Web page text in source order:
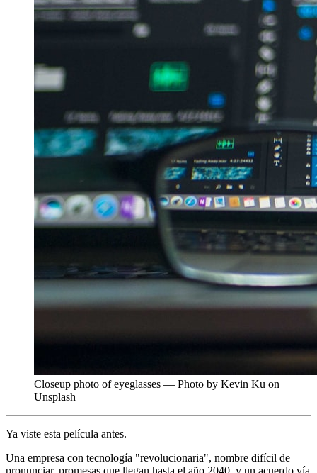
Closeup photo of eyeglasses — Photo by Kevin Ku on
Unsplash
Ya viste esta película antes.
Una empresa con tecnología "revolucionaria", nombre difícil de
pronunciar, promesas que llegan hasta el año 2040, y un acuerdo vía